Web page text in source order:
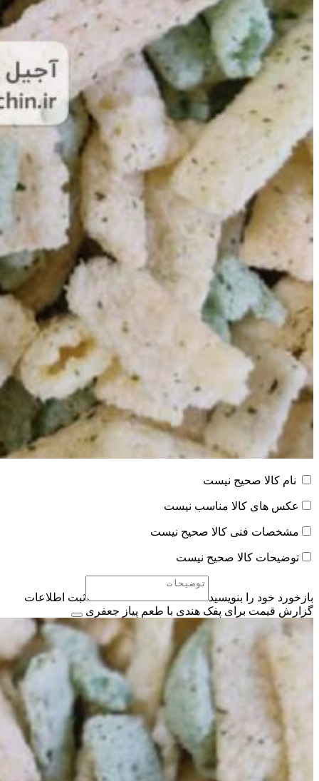
نام کالا صحیح نیست
عکس های کالا مناسب نیست
مشخصات فنی کالا صحیح نیست
توضیحات کالا صحیح نیست
بازخورد خود را بنویسید
ثبت اطلاعات
گزارش قیمت برای پفک هندی با طعم پیاز جعفری